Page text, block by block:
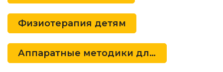
Физиотерапия детям
Аппаратные методики для детей